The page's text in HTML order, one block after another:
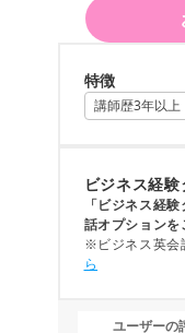
特徴
講師歴3年以上
ビジネス経験
「ビジネス経
話オプションを
※ビジネス英会
ら
ユーザーの